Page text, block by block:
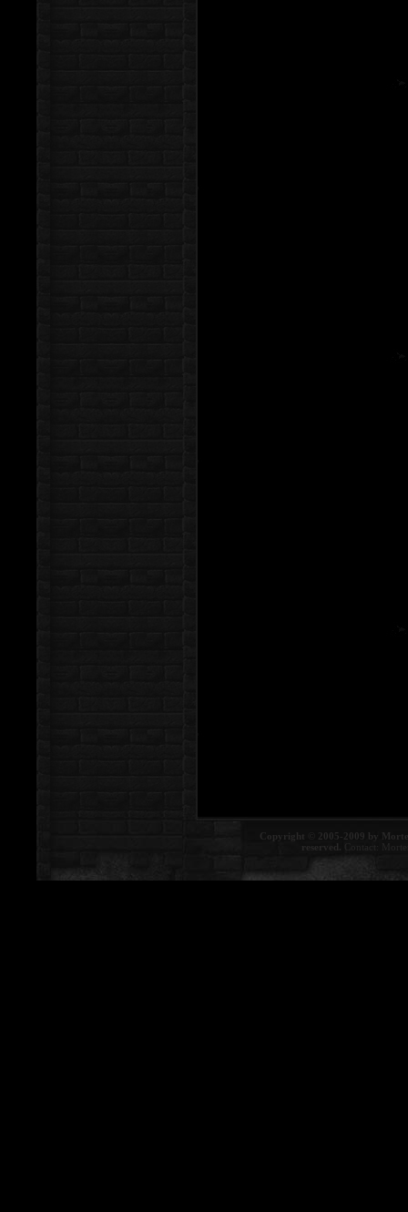
Copyright © 2005-2009 by
reserved. Contact: